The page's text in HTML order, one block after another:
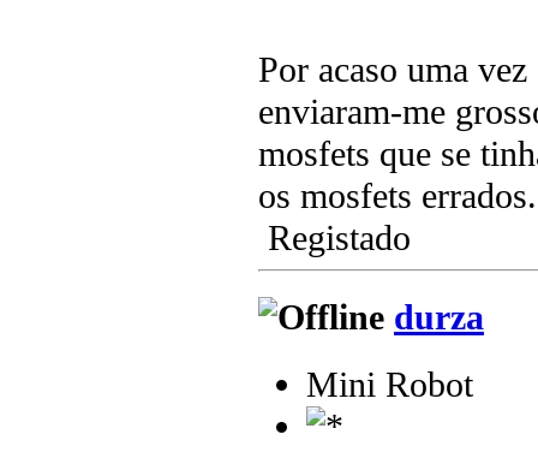
Por acaso uma
enviaram-me
mosfets que se
os mosfets
Registado
durza
Mini Robot